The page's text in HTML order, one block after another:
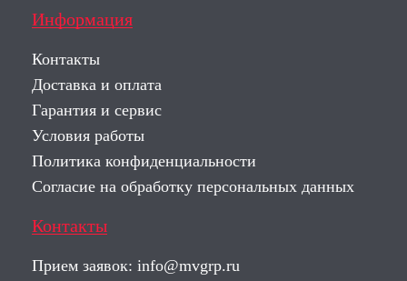
Информация
Контакты
Доставка и оплата
Гарантия и сервис
Условия работы
Политика конфиденциальности
Согласие на обработку персональных данных
Контакты
Прием заявок: info@mvgrp.ru